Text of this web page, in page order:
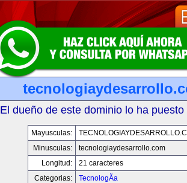
El dueño de este dominio lo ha puesto
Mayusculas:
Minusculas:
tecnologiaydesarrollo.com
Longitud:
21 caracteres
Categorias:
TecnologÃ­a